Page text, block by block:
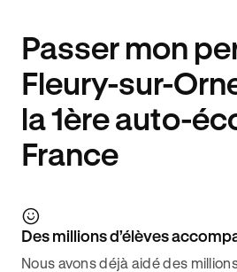
Passer mon
Fleury-sur-
la 1ère auto-
France
Des millions d’élèves
Nous avons déjà aidé des